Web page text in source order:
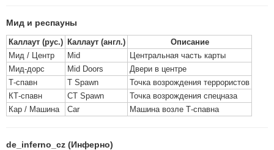
Мид и респауны
Каллаут (рус.) Каллаут (англ.)
Описание
Мид / Центр
Mid
Центральная часть карты
Мид-дорс
Mid Doors
Двери в центре
Т-спавн
T Spawn
Точка возрождения террористов
КТ-спавн
CT Spawn
Точка возрождения спецназа
Кар / Машина
Car Машина возле Т-спавна
de_inferno_cz (Инферно)